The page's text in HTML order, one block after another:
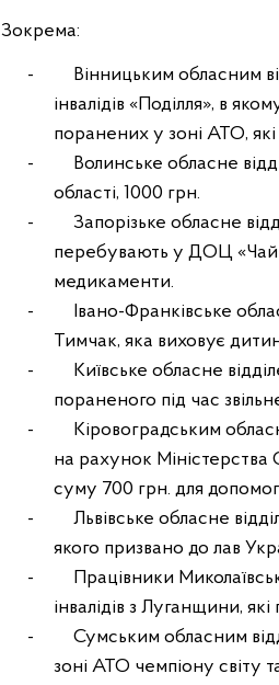
Зокрема:
-
Вінницьким обласним
інвалідів «Поділля», в
поранених у зоні АТО, які
-
Волинське обласне
області, 1000 грн.
-
Запорізьке обласне
перебувають у ДОЦ
медикаменти.
-
Івано-Франківське
Тимчак, яка виховує
-
Київське обласне
пораненого під час
-
Кіровоградським
на рахунок Міністерства
суму 700 грн. для
-
Львівське обласне
якого призвано до лав
-
Працівники
інвалідів з Луганщини,
-
Сумським обласним
зоні АТО чемпіону світу